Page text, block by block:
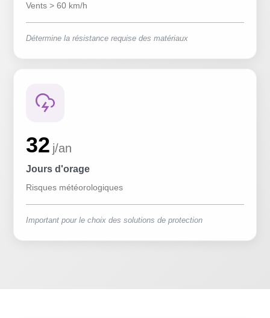
Vents > 60 km/h
Détermine la résistance requise des matériaux
32 j/an
Jours d'orage
Risques météorologiques
Important pour le choix des solutions de protection